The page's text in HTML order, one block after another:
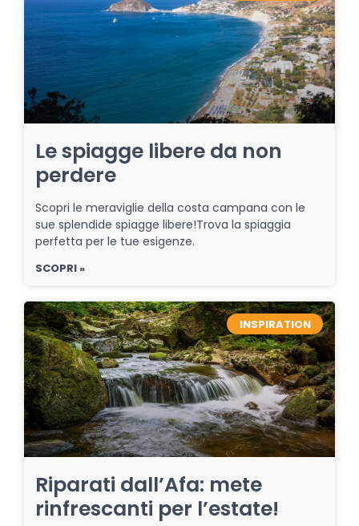
Le spiagge libere da non
perdere
Scopri le meraviglie della costa campana con le
sue splendide spiagge libere!Trova la spiaggia
perfetta per le tue esigenze.
SCOPRI »
INSPIRATION
Riparati dall’Afa: mete
rinfrescanti per l’estate!